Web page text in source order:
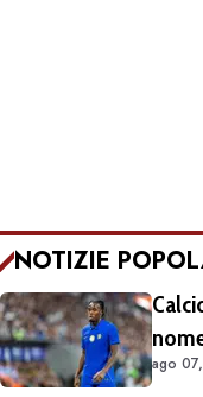
NOTIZIE
solo
ago